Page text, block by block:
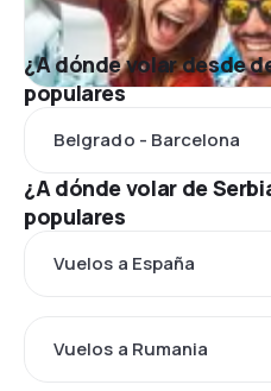
¿A dónde volar desde
populares
Belgrado - Barcelona
¿A dónde volar de
populares
Vuelos a España
Vuelos a Rumania